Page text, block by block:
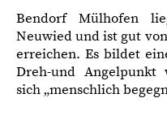
Bendorf Mülhofen
Neuwied und ist gut
erreichen. Es bildet
Dreh-und Angelpunkt
sich „menschlich